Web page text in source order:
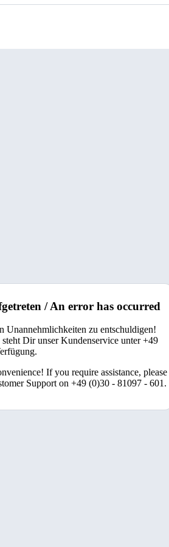
/ An error has occurred
Unannehmlichkeiten zu entschuldigen!
Dir unser Kundenservice unter +49
If you require assistance, please
Support on +49 (0)30 - 81097 - 601.